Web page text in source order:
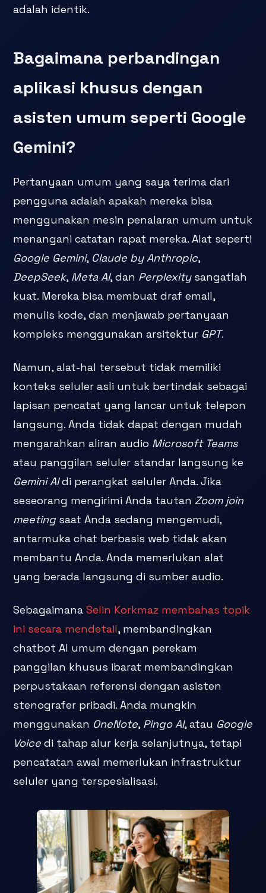
adalah identik.
Bagaimana perbandingan
aplikasi khusus dengan
asisten umum seperti Google
Gemini?
Pertanyaan umum yang saya terima dari
pengguna adalah apakah mereka bisa
menggunakan mesin penalaran umum untuk
menangani catatan rapat mereka. Alat seperti
Google Gemini, Claude by Anthropic,
DeepSeek, Meta AI, dan Perplexitysangatlah
kuat. Mereka bisa membuat draf email,
menulis kode, dan menjawab pertanyaan
kompleks menggunakan arsitektur GPT.
Namun, alat-hal tersebut tidak memiliki
konteks seluler asli untuk bertindak sebagai
lapisan pencatat yang lancar untuk telepon
langsung. Anda tidak dapat dengan mudah
mengarahkan aliran audio Microsoft Teams
atau panggilan seluler standar langsung ke
Gemini AIdi perangkat seluler Anda. Jika
seseorang mengirimi Anda tautan Zoom join
meetingsaat Anda sedang mengemudi,
antarmuka chat berbasis web tidak akan
membantu Anda. Anda memerlukan alat
yang berada langsung di sumber audio.
SebagaimanaSelin Korkmaz membahas topik
ini secara mendetail, membandingkan
chatbot AI umum dengan perekam
panggilan khusus ibarat membandingkan
perpustakaan referensi dengan asisten
stenografer pribadi. Anda mungkin
menggunakan OneNote, Pingo AI, atau Google
Voice di tahap alur kerja selanjutnya, tetapi
pencatatan awal memerlukan infrastruktur
seluler yang terspesialisasi.